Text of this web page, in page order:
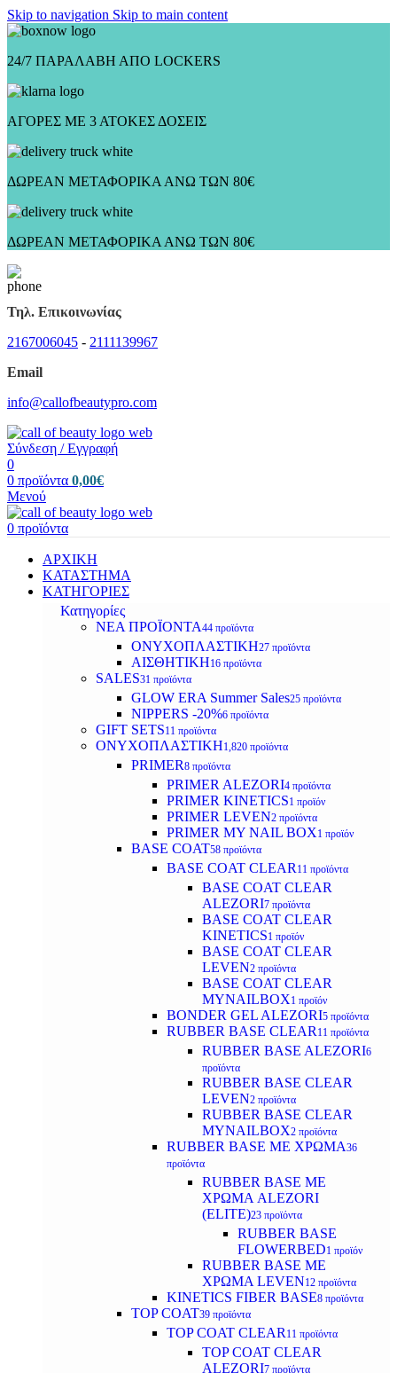
Skip to navigation Skip to main content
24/7 ΠΑΡΑΛΑΒΗ ΑΠΟ LOCKERS
ΑΓΟΡΕΣ ΜΕ 3 ΑΤΟΚΕΣ ΔΟΣΕΙΣ
ΔΩΡΕΑΝ ΜΕΤΑΦΟΡΙΚΑ ΑΝΩ ΤΩΝ 80€
ΔΩΡΕΑΝ ΜΕΤΑΦΟΡΙΚΑ ΑΝΩ ΤΩΝ 80€
Τηλ. Επικοινωνίας
2167006045 - 2111139967
Email
info@callofbeautypro.com
Σύνδεση / Εγγραφή
0
0 προϊόντα 0,00€
Μενού
0 προϊόντα
ΑΡΧΙΚΗ
ΚΑΤΑΣΤΗΜΑ
ΚΑΤΗΓΟΡΙΕΣ
Κατηγορίες
ΝΕΑ ΠΡΟΪΟΝΤΑ44 προϊόντα
ΟΝΥΧΟΠΛΑΣΤΙΚΗ27 προϊόντα
ΑΙΣΘΗΤΙΚΗ16 προϊόντα
SALES31 προϊόντα
GLOW ERA Summer Sales25 προϊόντα
NIPPERS -20%6 προϊόντα
GIFT SETS11 προϊόντα
ΟΝΥΧΟΠΛΑΣΤΙΚΗ1,820 προϊόντα
PRIMER8 προϊόντα
PRIMER ALEZORI4 προϊόντα
PRIMER KINETICS1 προϊόν
PRIMER LEVEN2 προϊόντα
PRIMER MY NAIL BOX1 προϊόν
BASE COAT58 προϊόντα
BASE COAT CLEAR 11 προϊόντα
BASE COAT CLEAR
ALEZORI7 προϊόντα
BASE COAT CLEAR
KINETICS1 προϊόν
BASE COAT CLEAR
LEVEN2 προϊόντα
BASE COAT CLEAR
MYNAILBOX1 προϊόν
BONDER GEL ALEZORI5 προϊόντα
RUBBER BASE CLEAR 11 προϊόντα
RUBBER BASE ALEZORI6
προϊόντα
RUBBER BASE CLEAR
LEVEN2 προϊόντα
RUBBER BASE CLEAR
MYNAILBOX2 προϊόντα
RUBBER BASE ΜΕ ΧΡΩΜΑ36
προϊόντα
RUBBER BASE ΜΕ
ΧΡΩΜΑ ALEZORI
(ELITE)23 προϊόντα
RUBBER BASE
FLOWERBED1 προϊόν
RUBBER BASE ΜΕ
ΧΡΩΜΑ LEVEN12 προϊόντα
KINETICS FIBER BASE8 προϊόντα
TOP COAT39 προϊόντα
TOP COAT CLEAR 11 προϊόντα
TOP COAT CLEAR
ALEZORI7 προϊόντα